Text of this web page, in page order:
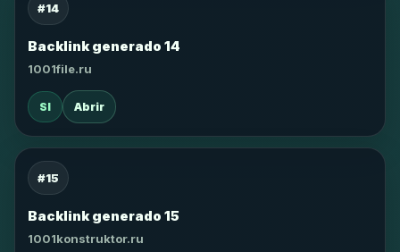
#14
Backlink generado 14
1001file.ru
SI Abrir
#15
Backlink generado 15
1001konstruktor.ru